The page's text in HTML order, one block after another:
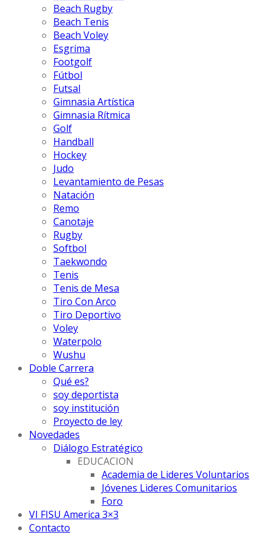
Beach Rugby
Beach Tenis
Beach Voley
Esgrima
Footgolf
Fútbol
Futsal
Gimnasia Artística
Gimnasia Rítmica
Golf
Handball
Hockey
Judo
Levantamiento de Pesas
Natación
Remo
Canotaje
Rugby
Softbol
Taekwondo
Tenis
Tenis de Mesa
Tiro Con Arco
Tiro Deportivo
Voley
Waterpolo
Wushu
Doble Carrera
Qué es?
soy deportista
soy institución
Proyecto de ley
Novedades
Diálogo Estratégico
EDUCACION
Academia de Lideres Voluntarios
Jóvenes Lideres Comunitarios
Foro
VI FISU America 3×3
Contacto